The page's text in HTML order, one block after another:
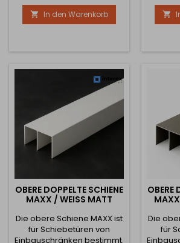
ermöglicht so eine
einfache und schnelle
Montage ohne Eingriff in die
oder der Türen. Geeignet
Büromöbel oder
Aufbewahrungsräume, in
denen der Inhalt vor
ungewolltem...
 In den Warenkorb
dient
der

OBERE DOPPELTE SCHIENE
MAXX / WEISS MATT
Die obere Schiene MAXX ist
für Schiebetüren von
Einbauschränken bestimmt.
OBERE
Die
für